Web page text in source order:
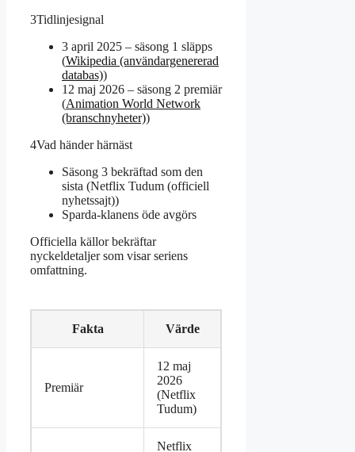
3Tidlinjesignal
3 april 2025 – säsong 1 släpps
(Wikipedia (användargenererad
databas))
12 maj 2026 – säsong 2 premiär
(Animation World Network
(branschnyheter))
4Vad händer härnäst
Säsong 3 bekräftad som den
sista (Netflix Tudum (officiell
nyhetssajt))
Sparda-klanens öde avgörs
Officiella källor bekräftar
nyckeldetaljer som visar seriens
omfattning.
Fakta Värde
Premiär
12 maj
2026
(Netflix
Tudum)
Netflix